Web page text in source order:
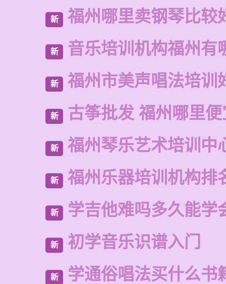
新 福州哪里卖钢琴比较
新 音乐培训机构福州有
新 福州市美声唱法培训
新 古筝批发 福州哪里
新 福州琴乐艺术培训中
新 福州乐器培训机构排
新 学吉他难吗多久能学
新 初学音乐识谱入门
新 学通俗唱法买什么书